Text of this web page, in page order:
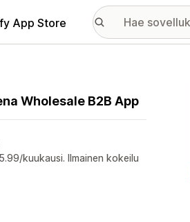
App Store
Wholesale B2B App
kuukausi. Ilmainen kokeilu